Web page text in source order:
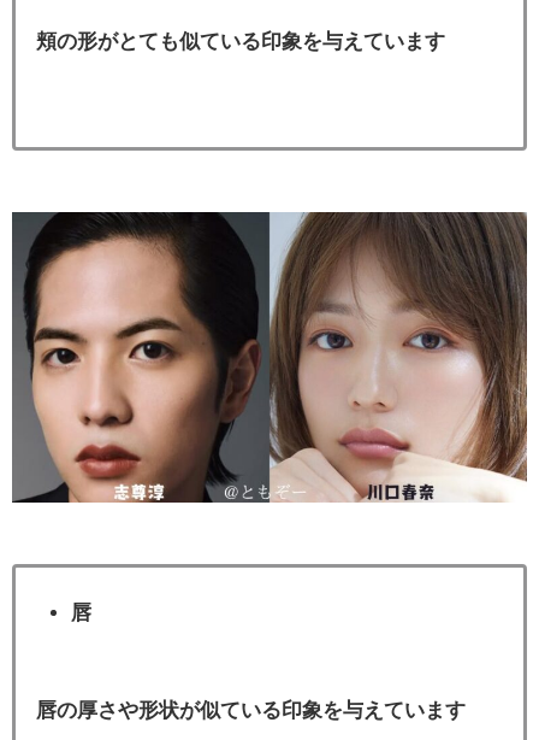
頬の形がとても似ている印象を与えています
唇
唇の厚さや形状が似ている印象を与えています